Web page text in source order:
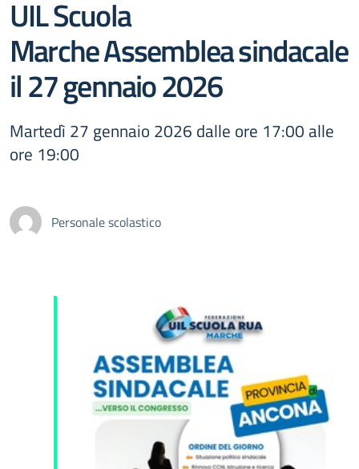
UIL Scuola
Marche Assemblea sindacale
il 27 gennaio 2026
Martedì 27 gennaio 2026 dalle ore 17:00 alle
ore 19:00
Personale scolastico